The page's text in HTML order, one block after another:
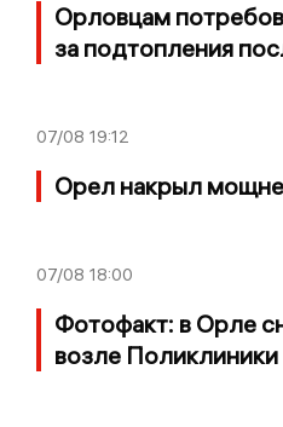
Орловцам
за подтопления
07/08 19:12
Орел накрыл
07/08 18:00
Фотофакт: в Орле
возле